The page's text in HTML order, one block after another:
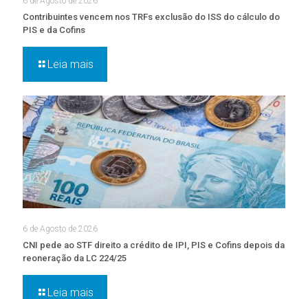
Contribuintes vencem nos TRFs exclusão do ISS do cálculo do
PIS e da Cofins
Leia mais
6 de Agosto de 2026
CNI pede ao STF direito a crédito de IPI, PIS e Cofins depois da
reoneração da LC 224/25
Leia mais